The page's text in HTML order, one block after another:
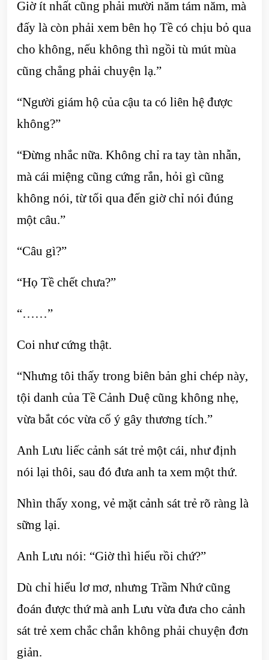
Giờ ít nhất cũng phải mười năm tám năm, mà
đấy là còn phải xem bên họ Tề có chịu bỏ qua
cho không, nếu không thì ngồi tù mút mùa
cũng chẳng phải chuyện lạ.”
“Người giám hộ của cậu ta có liên hệ được
không?”
“Đừng nhắc nữa. Không chỉ ra tay tàn nhẫn,
mà cái miệng cũng cứng rắn, hỏi gì cũng
không nói, từ tối qua đến giờ chỉ nói đúng
một câu.”
“Câu gì?”
“Họ Tề chết chưa?”
“……”
Coi như cứng thật.
“Nhưng tôi thấy trong biên bản ghi chép này,
tội danh của Tề Cảnh Duệ cũng không nhẹ,
vừa bắt cóc vừa cố ý gây thương tích.”
Anh Lưu liếc cảnh sát trẻ một cái, như định
nói lại thôi, sau đó đưa anh ta xem một thứ.
Nhìn thấy xong, vẻ mặt cảnh sát trẻ rõ ràng là
sững lại.
Anh Lưu nói: “Giờ thì hiểu rồi chứ?”
Dù chỉ hiểu lơ mơ, nhưng Trầm Nhứ cũng
đoán được thứ mà anh Lưu vừa đưa cho cảnh
sát trẻ xem chắc chắn không phải chuyện đơn
giản.